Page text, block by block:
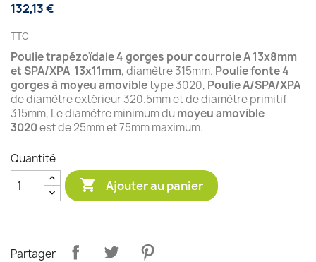
132,13 €
TTC
Poulie trapézoïdale 4 gorges pour courroie A 13x8mm
et SPA/XPA 13x11mm, diamètre 315mm. Poulie fonte 4
gorges à moyeu amovibletype 3020, Poulie A/SPA/XPA
de diamètre extérieur 320.5mm et de diamètre primitif
315mm, Le diamètre minimum dumoyeu amovible
3020est de 25mm et 75mm maximum.
Quantité
 Ajouter au panier
Partager